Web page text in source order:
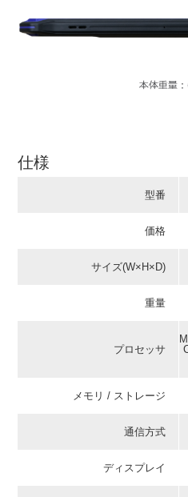
仕様
型番
価格
サイズ(W×H×D)
重量
プロセッサ
メモリ / ストレージ
通信方式
ディスプレイ